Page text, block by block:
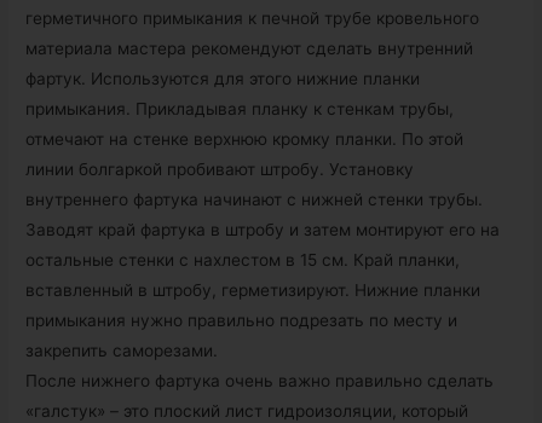
герметичного примыкания к печной трубе кровельного
материала мастера рекомендуют сделать внутренний
фартук. Используются для этого нижние планки
примыкания. Прикладывая планку к стенкам трубы,
отмечают на стенке верхнюю кромку планки. По этой
линии болгаркой пробивают штробу. Установку
внутреннего фартука начинают с нижней стенки трубы.
Заводят край фартука в штробу и затем монтируют его на
остальные стенки с нахлестом в 15 см. Край планки,
вставленный в штробу, герметизируют. Нижние планки
примыкания нужно правильно подрезать по месту и
закрепить саморезами.
После нижнего фартука очень важно правильно сделать
«галстук» – это плоский лист гидроизоляции, который